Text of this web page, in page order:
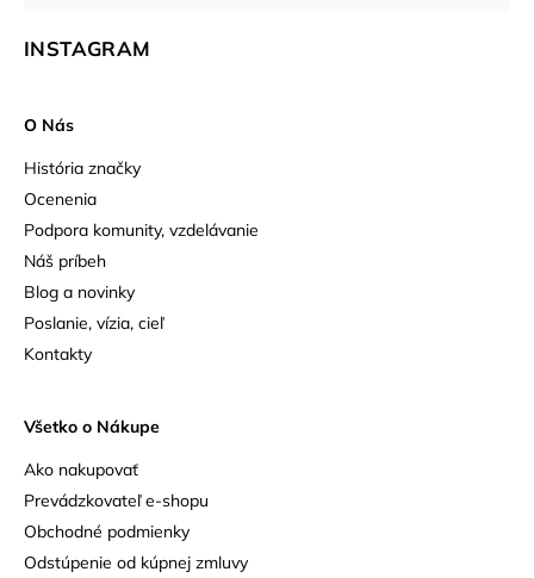
INSTAGRAM
O Nás
História značky
Ocenenia
Podpora komunity, vzdelávanie
Náš príbeh
Blog a novinky
Poslanie, vízia, cieľ
Kontakty
Všetko o Nákupe
Ako nakupovať
Prevádzkovateľ e-shopu
Obchodné podmienky
Odstúpenie od kúpnej zmluvy